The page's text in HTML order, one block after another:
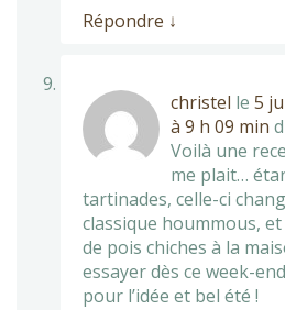
Répondre ↓
christel le 5
à 9 h 09 min
Voilà une
me plait…
tartinades, celle-ci
classique hoummous, et
de pois chiches à la
essayer dès ce week-
pour l’idée et bel été !